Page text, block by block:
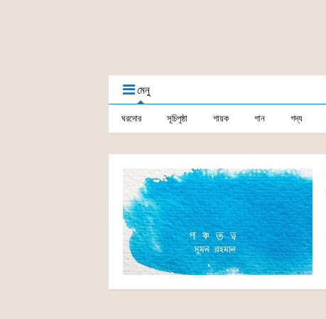
মেনু
ঘরদোর সূচিপৃষ্ঠা গায়ক গান গদ্য